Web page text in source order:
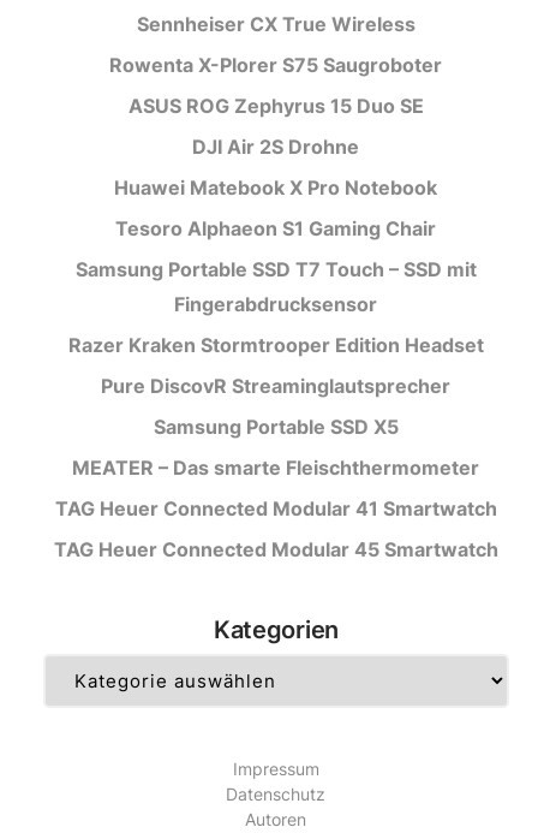
Sennheiser CX True Wireless
Rowenta X-Plorer S75 Saugroboter
ASUS ROG Zephyrus 15 Duo SE
DJI Air 2S Drohne
Huawei Matebook X Pro Notebook
Tesoro Alphaeon S1 Gaming Chair
Samsung Portable SSD T7 Touch – SSD mit
Fingerabdrucksensor
Razer Kraken Stormtrooper Edition Headset
Pure DiscovR Streaminglautsprecher
Samsung Portable SSD X5
MEATER – Das smarte Fleischthermometer
TAG Heuer Connected Modular 41 Smartwatch
TAG Heuer Connected Modular 45 Smartwatch
Kategorien
Impressum
Datenschutz
Autoren